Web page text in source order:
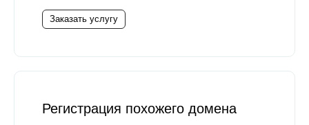
Заказать услугу
Регистрация похожего домена